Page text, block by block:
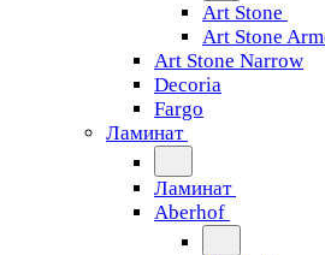
Art Stone
Art Stone
Art Stone Narrow
Decoria
Fargo
Ламинат
Ламинат
Aberhof